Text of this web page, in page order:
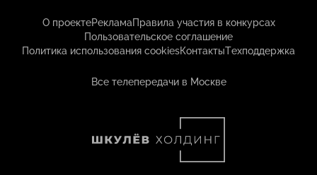
О проектеРекламаПравила участия в конкурсах
Пользовательское соглашение
Политика использования cookiesКонтактыТехподдержка
Все телепередачи в Москве